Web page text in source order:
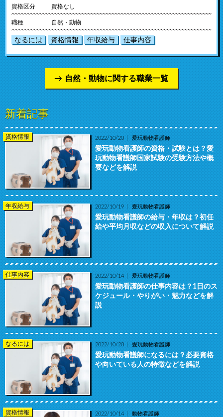
資格区分 資格なし
職種 自然・動物
なるには 資格情報 年収給与 仕事内容
自然・動物に関する職業一覧
新着記事
資格情報 2022/10/20 愛玩動物看護師
愛玩動物看護師の資格・試験とは？愛
玩動物看護師国家試験の受験方法や概
要などを解説
年収給与 2022/10/19 愛玩動物看護師
愛玩動物看護師の給与・年収は？初任
給や平均月収などの収入について解説
仕事内容 2022/10/14 愛玩動物看護師
愛玩動物看護師の仕事内容は？1日のス
ケジュール・やりがい・魅力などを解
説
なるには 2022/10/20 愛玩動物看護師
愛玩動物看護師になるには？必要資格
や向いている人の特徴などを解説
資格情報 2022/10/14 動物看護師